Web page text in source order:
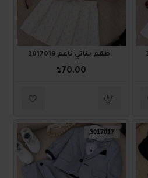
طقم بناتي ناعم 3017019
₪70.00
3017017